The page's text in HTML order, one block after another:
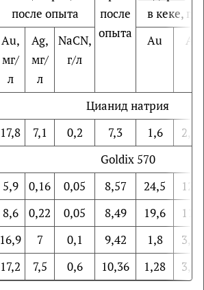
после опыта
после
опыта
в кеке, г/т
Au,
мг/
л
Ag,
мг/
л
NaCN,
г/л
Au Ag
Цианид натрия
17,8 7,1 0,2 7,3 1,6
2,77
Goldiх 570
5,9 0,16 0,05 8,57 24,5
12,8
8,6 0,22 0,05 8,49 19,6
11,9
16,9 7 0,1 9,42 1,8
3,19
17,2 7,5 0,6 10,36 1,28 3,02